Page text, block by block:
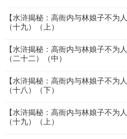
【水浒揭秘：高衙内与林娘子不为
（十九）（上）
【水浒揭秘：高衙内与林娘子不为
（二十二）（中）
【水浒揭秘：高衙内与林娘子不为
（十八）（下）
【水浒揭秘：高衙内与林娘子不为
（十九）（上）